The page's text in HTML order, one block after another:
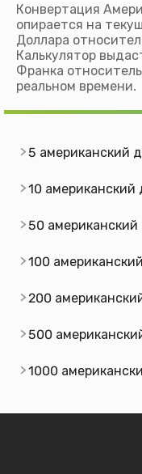
Конвертация
опирается на
Доллара
Калькулятор
Франка
реальном времени.
5 американский
10
50
100
200
500
1000